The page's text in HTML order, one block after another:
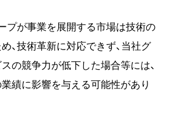
プが事業を展開する市場は技術の
、技術革新に対応できず、当社グ
の競争力が低下した場合等には、
績に影響を与える可能性があり